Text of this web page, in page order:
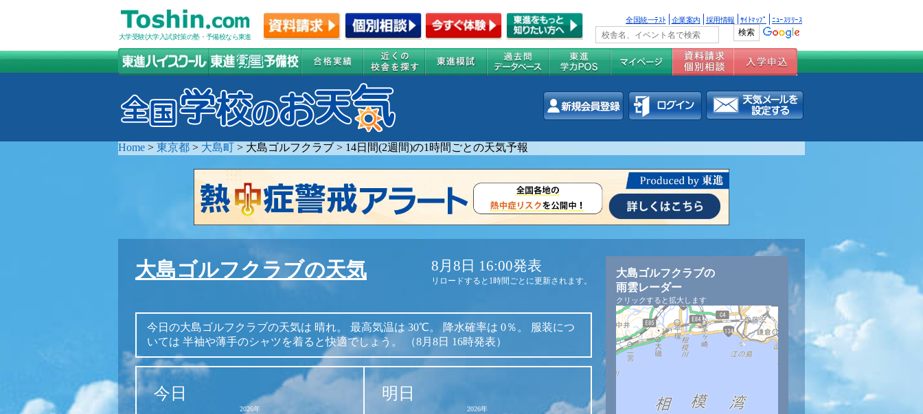
大学受験(大学入試)対策の塾・予備校なら東進
全国統一ﾃｽﾄ 企業案内 採用情報 ｻｲﾄﾏｯﾌﾟ ﾆｭｰｽﾘﾘｰｽ
Home > 東京都 > 大島町 > 大島ゴルフクラブ > 14日間(2週間)の1時間ごとの天気予報
大島ゴルフクラブの天気 8月8日 16:00発表
リロードすると1時間ごとに更新されます。
今日の大島ゴルフクラブの天気は 晴れ。 最高気温は 30℃。 降水確率は 0％。
服装につ
いては 半袖や薄手のシャツを着ると快適でしょう。 （8月8日 16時発表）
今日
2026年
明日
2026年
大島ゴルフクラブの
雨雲レーダー
クリックすると拡大します